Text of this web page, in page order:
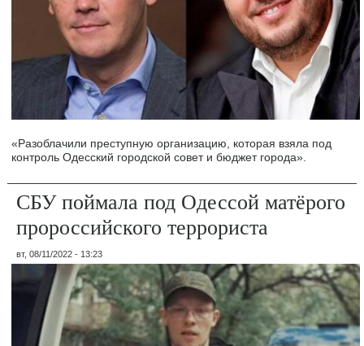
«Разоблачили преступную организацию, которая взяла под
контроль Одесский городской совет и бюджет города».
СБУ поймала под Одессой матёрого
пророссийского террориста
вт, 08/11/2022 - 13:23